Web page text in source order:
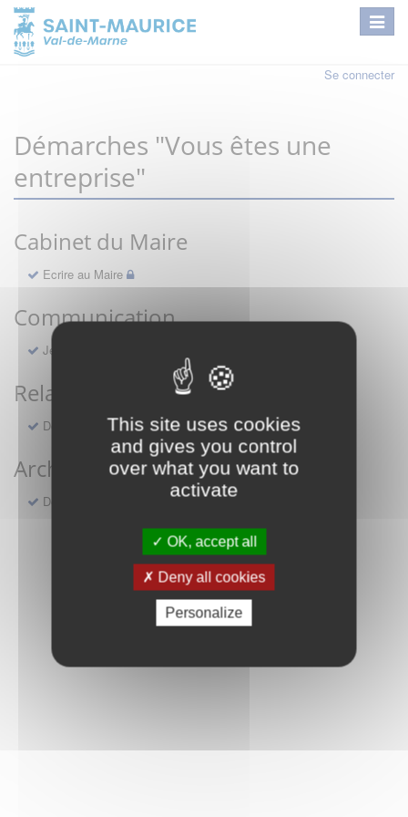
This site uses cookies
and gives you control
over what you want to
activate
OK, accept all
Deny all cookies
Personalize
Se connecter
Démarches "Vous êtes une
entreprise"
Cabinet du Maire
Ecrire au Maire
Communication
Je ne reçois pas le Saint-Maurice Info
Relations publiques
Demande de réservation d'une salle municipale
Archives
Demande en ligne d'actes compris entre 1598 et 1922